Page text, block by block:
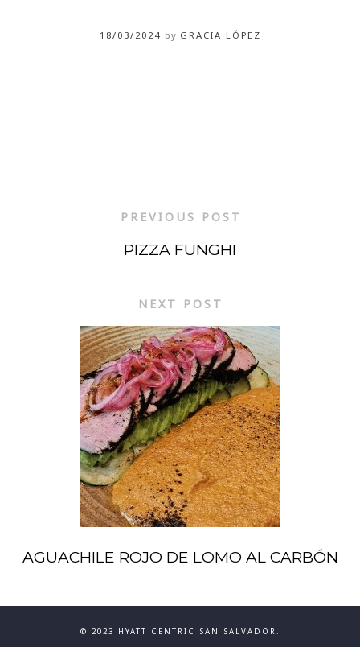
18/03/2024 by GRACIA LÓPEZ
PREVIOUS POST
PIZZA FUNGHI
NEXT POST
AGUACHILE ROJO DE LOMO AL CARBÓN
© 2023 HYATT CENTRIC SAN SALVADOR.